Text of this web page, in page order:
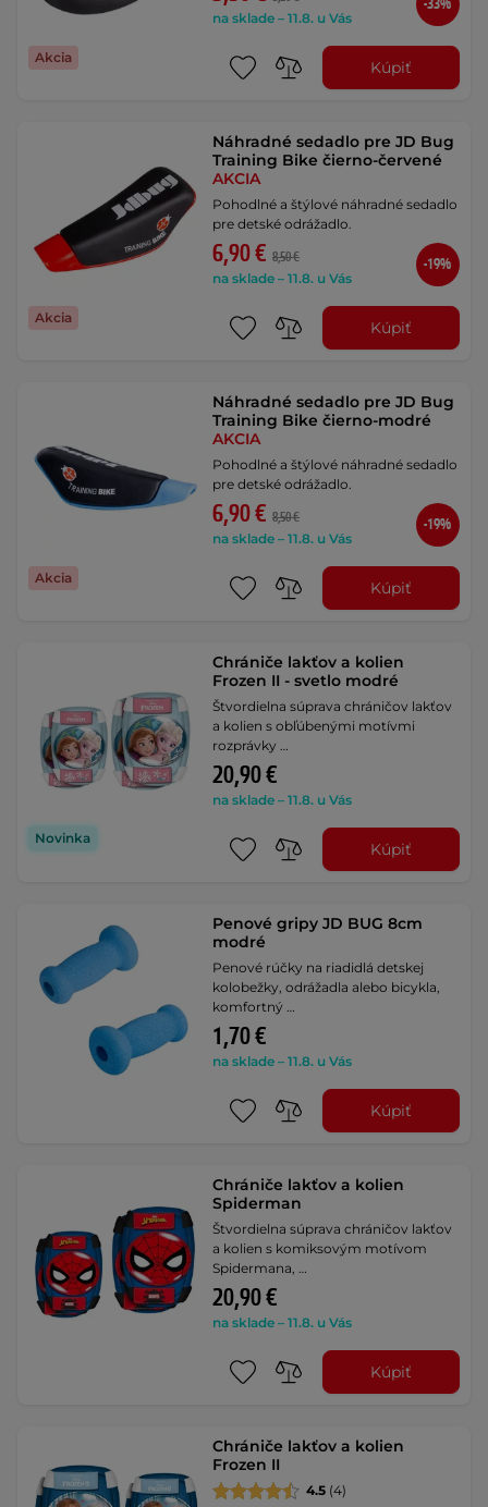
Akcia
na sklade – 11.8. u Vás
-33%
Kúpiť
Akcia
Náhradné sedadlo pre JD Bug
Training Bike čierno-červené
AKCIA
Pohodlné a štýlové náhradné sedadlo
pre detské odrážadlo.
6,90 € 8,50 €
na sklade – 11.8. u Vás
-19%
Kúpiť
Akcia
Náhradné sedadlo pre JD Bug
Training Bike čierno-modré
AKCIA
Pohodlné a štýlové náhradné sedadlo
pre detské odrážadlo.
6,90 € 8,50 €
na sklade – 11.8. u Vás
-19%
Kúpiť
Novinka
Chrániče lakťov a kolien
Frozen II - svetlo modré
Štvordielna súprava chráničov lakťov
a kolien s obľúbenými motívmi
rozprávky …
20,90 €
na sklade – 11.8. u Vás
Kúpiť
Penové gripy JD BUG 8cm
modré
Penové rúčky na riadidlá detskej
kolobežky, odrážadla alebo bicykla,
komfortný …
1,70 €
na sklade – 11.8. u Vás
Kúpiť
Chrániče lakťov a kolien
Spiderman
Štvordielna súprava chráničov lakťov
a kolien s komiksovým motívom
Spidermana, …
20,90 €
na sklade – 11.8. u Vás
Kúpiť
Chrániče lakťov a kolien
Frozen II
4.5 (4)